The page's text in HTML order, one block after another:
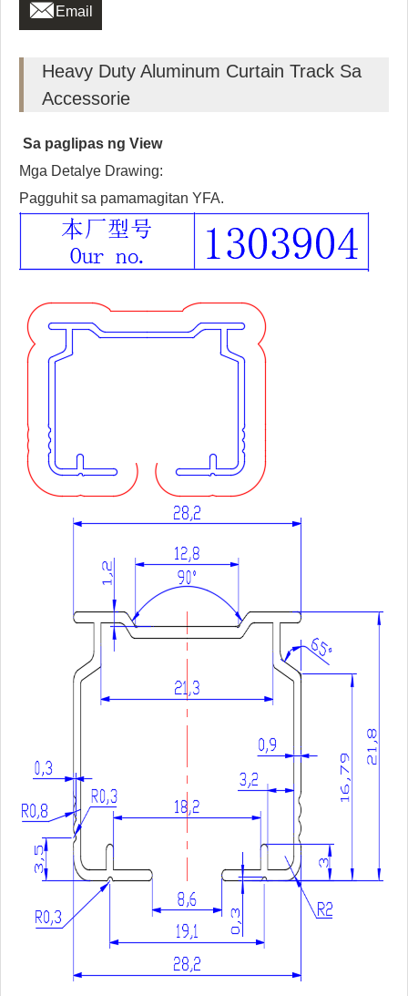
 Email
Heavy Duty Aluminum Curtain Track Sa
Accessorie
Sa paglipas ng View
Mga Detalye Drawing:
Pagguhit sa pamamagitan YFA.